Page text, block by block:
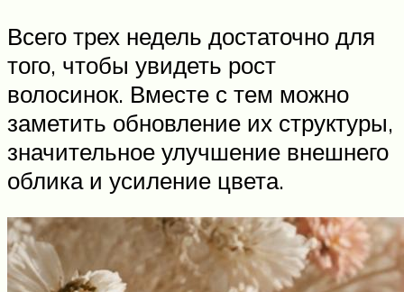
Всего трех недель достаточно для
того, чтобы увидеть рост
волосинок. Вместе с тем можно
заметить обновление их структуры,
значительное улучшение внешнего
облика и усиление цвета.